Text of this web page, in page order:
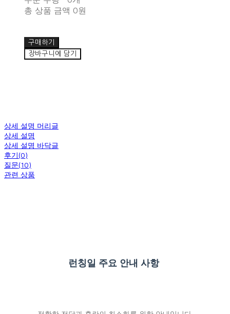
총 상품 금액 0원
구매하기
장바구니에 담기
상세 설명 머리글
상세 설명
상세 설명 바닥글
후기(0)
질문(10)
관련 상품
런칭일 주요 안내 사항